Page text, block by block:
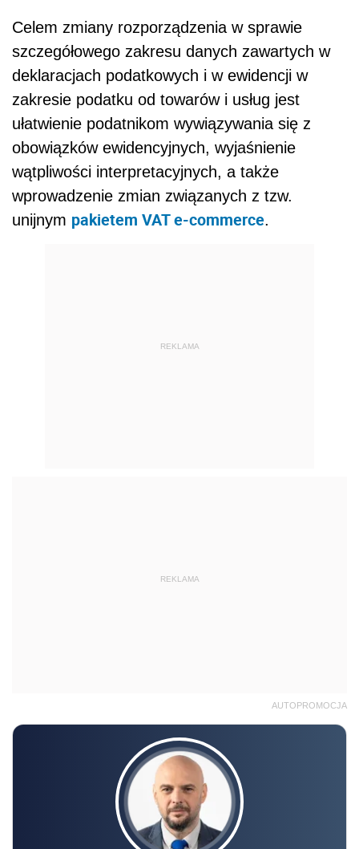
Celem zmiany rozporządzenia w sprawie
szczegółowego zakresu danych zawartych w
deklaracjach podatkowych i w ewidencji w
zakresie podatku od towarów i usług jest
ułatwienie podatnikom wywiązywania się z
obowiązków ewidencyjnych, wyjaśnienie
wątpliwości interpretacyjnych, a także
wprowadzenie zmian związanych z tzw.
unijnym pakietem VAT e-commerce.
REKLAMA
REKLAMA
AUTOPROMOCJA